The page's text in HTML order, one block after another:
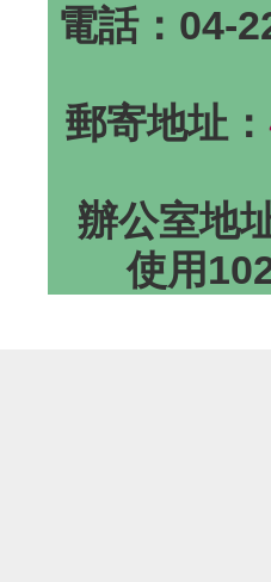
電話：04-
郵寄地址：
辦公室地
使用